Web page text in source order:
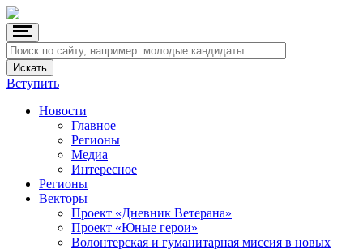
Вступить
Новости
Главное
Регионы
Медиа
Интересное
Регионы
Векторы
Проект «Дневник Ветерана»
Проект «Юные герои»
Волонтерская и гуманитарная миссия в новых